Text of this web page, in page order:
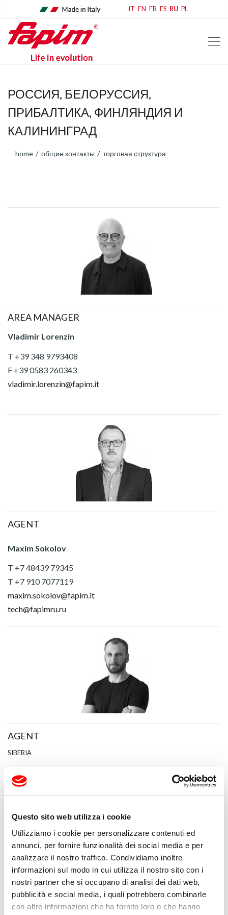
Questo sito web utilizza i cookie
Utilizziamo i cookie per personalizzare contenuti ed
annunci, per fornire funzionalità dei social media e per
analizzare il nostro traffico. Condividiamo inoltre
informazioni sul modo in cui utilizza il nostro sito con i
nostri partner che si occupano di analisi dei dati web,
pubblicità e social media, i quali potrebbero combinarle
con altre informazioni che ha fornito loro o che hanno
IT EN FR ES RU PL
РОССИЯ, БЕЛОРУССИЯ,
ПРИБАЛТИКА, ФИНЛЯНДИЯ И
КАЛИНИНГРАД
home общие контакты торговая структура
AREA MANAGER
Vladimir Lorenzin
T +39 348 9793408
F +39 0583 260343
vladimir.lorenzin@fapim.it
AGENT
Maxim Sokolov
T +7 48439 79345
T +7 910 7077119
maxim.sokolov@fapim.it
tech@fapimru.ru
AGENT
SIBERIA
Andrey Petrov
T +7 913 0183835
andrey.petrov@fapimru.ru